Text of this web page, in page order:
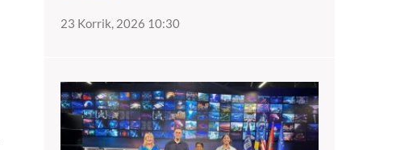
23 Korrik, 2026 10:30